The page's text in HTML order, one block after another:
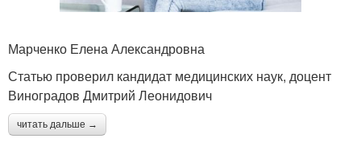
Марченко Елена Александровна
Статью проверил кандидат медицинских наук, доцент
Виноградов Дмитрий Леонидович
читать дальше →